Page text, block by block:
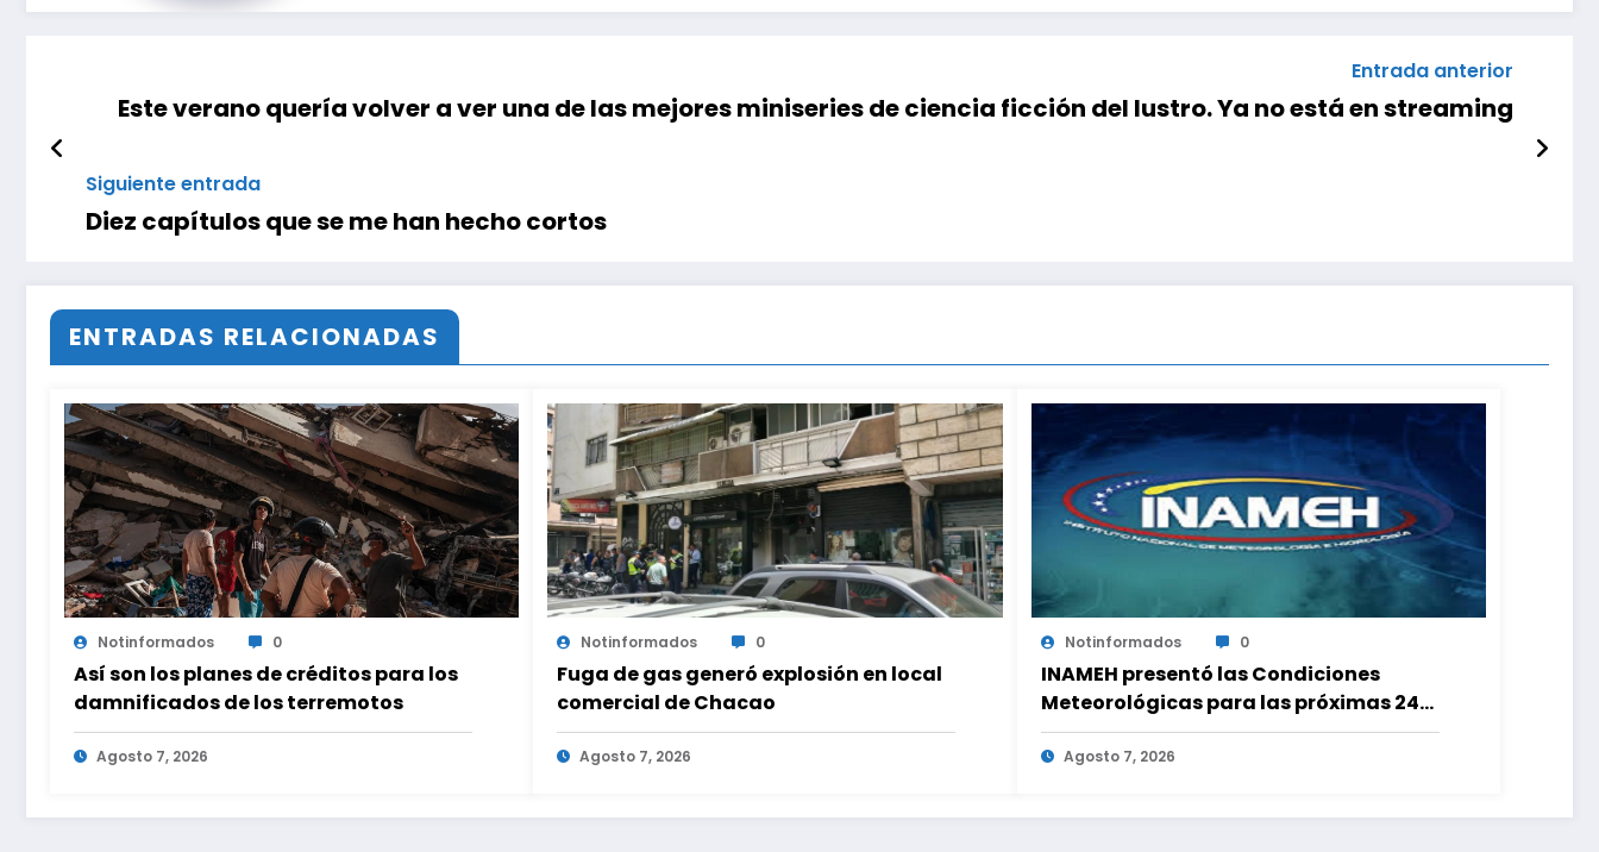
Entrada anterior
Este verano quería volver a ver una de las mejores miniseries de ciencia ficción del lustro. Ya no está en streaming
Siguiente entrada
Diez capítulos que se me han hecho cortos
ENTRADAS RELACIONADAS
Notinformados 0
Así son los planes de créditos para los
damnificados de los terremotos
Agosto 7, 2026
Notinformados 0
Fuga de gas generó explosión en local
comercial de Chacao
Agosto 7, 2026
Notinformados 0
INAMEH presentó las Condiciones
Meteorológicas para las próximas 24
horas, de este viernes 7 de agosto 2026
Agosto 7, 2026